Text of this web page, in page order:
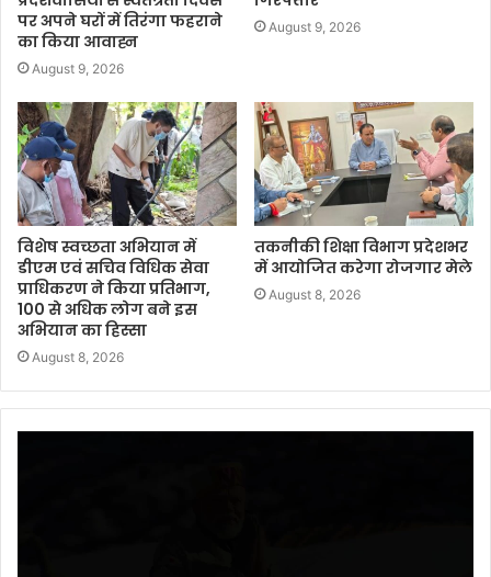
पर अपने घरों में तिरंगा फहराने
का किया आवाह्न
August 9, 2026
August 9, 2026
विशेष स्वच्छता अभियान में
डीएम एवं सचिव विधिक सेवा
प्राधिकरण ने किया प्रतिभाग,
100 से अधिक लोग बने इस
अभियान का हिस्सा
August 8, 2026
तकनीकी शिक्षा विभाग प्रदेशभर
में आयोजित करेगा रोजगार मेले
August 8, 2026